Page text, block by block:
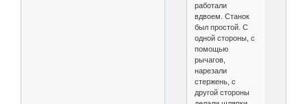
работали
вдвоем. Станок
был простой. С
одной стороны, с
помощью
рычагов,
нарезали
стержень, с
другой стороны